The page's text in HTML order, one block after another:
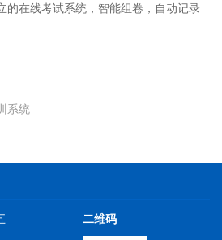
的在线考试系统，智能组卷，自动记录
系统
二维码